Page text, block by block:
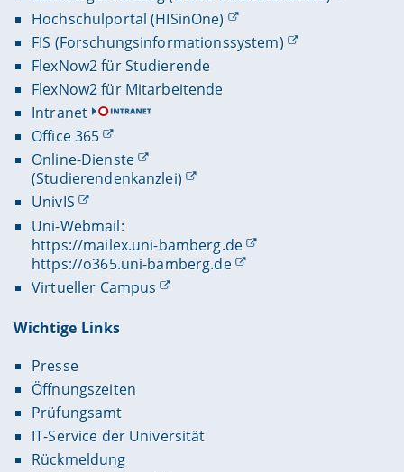
Hochschulportal (HISinOne)
FIS (Forschungsinformationssystem)
FlexNow2 für Studierende
FlexNow2 für Mitarbeitende
Intranet
Office 365
Online-Dienste
(Studierendenkanzlei)
UnivIS
Uni-Webmail:
https://mailex.uni-bamberg.de
https://o365.uni-bamberg.de
Virtueller Campus
Wichtige Links
Presse
Öffnungszeiten
Prüfungsamt
IT-Service der Universität
Rückmeldung